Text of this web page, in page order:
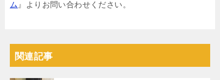
ム 』よりお問い合わせください。
関連記事